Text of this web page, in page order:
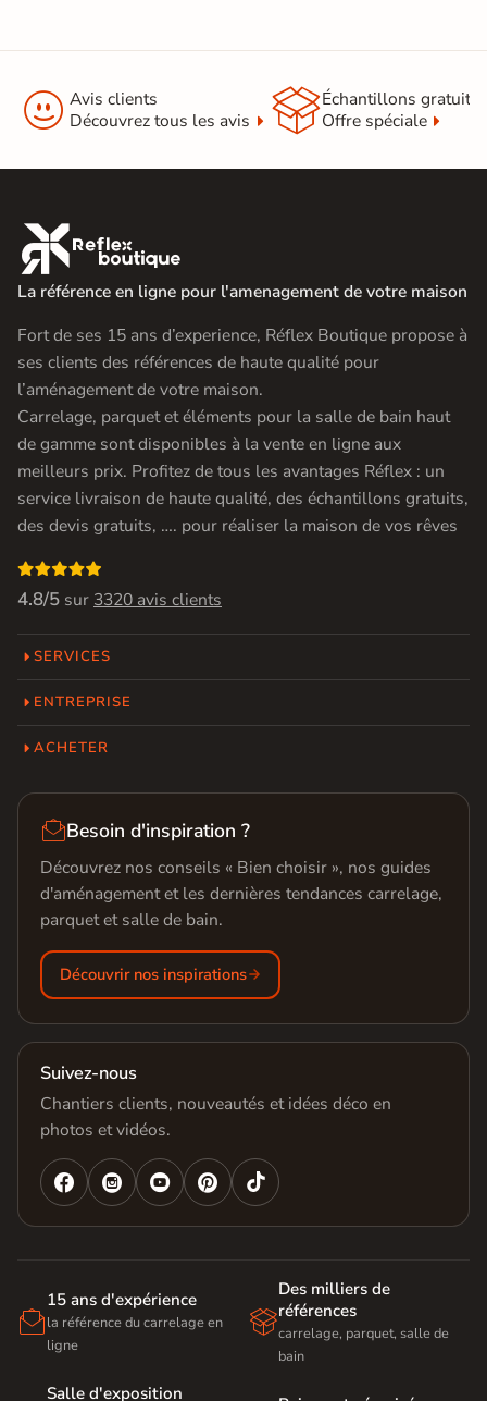
 Avis clients
Découvrez tous les avis
Échantillons gratuit
Offre spéciale

La référence en ligne pour l'amenagement de votre maison
Fort de ses 15 ans d’experience, Réflex Boutique propose à
ses clients des références de haute qualité pour
l’aménagement de votre maison.
Carrelage, parquet et éléments pour la salle de bain haut
de gamme sont disponibles à la vente en ligne aux
meilleurs prix. Profitez de tous les avantages Réflex : un
service livraison de haute qualité, des échantillons gratuits,
des devis gratuits, …. pour réaliser la maison de vos rêves

4.8/5 sur 3320 avis clients
SERVICES
ENTREPRISE
ACHETER
Besoin d'inspiration ?
Découvrez nos conseils « Bien choisir », nos guides
d'aménagement et les dernières tendances carrelage,
parquet et salle de bain.
Découvrir nos inspirations
Suivez-nous
Chantiers clients, nouveautés et idées déco en
photos et vidéos.
   

15 ans d'expérience
la référence du carrelage en
ligne

Des milliers de
références
carrelage, parquet, salle de
bain
Salle d'exposition